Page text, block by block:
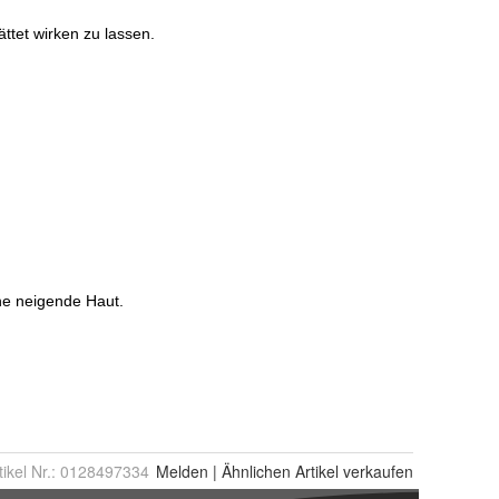
Nr.: 0128497334 Melden | Ähnlichen Artikel verkaufen